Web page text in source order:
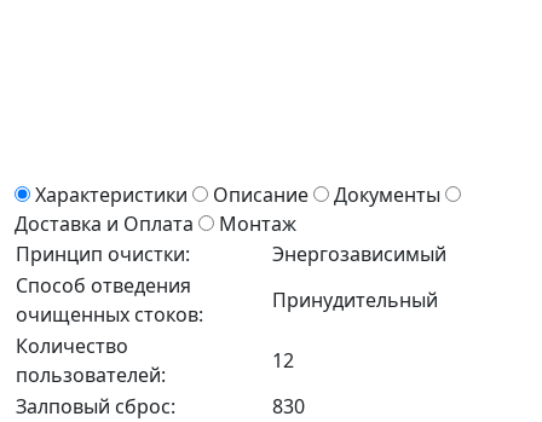
Характеристики Описание
Документы
Доставка и Оплата
Монтаж
Принцип очистки:
Энергозависимый
Способ отведения
очищенных стоков:
Принудительный
Количество
пользователей:
12
Залповый сброс:
830